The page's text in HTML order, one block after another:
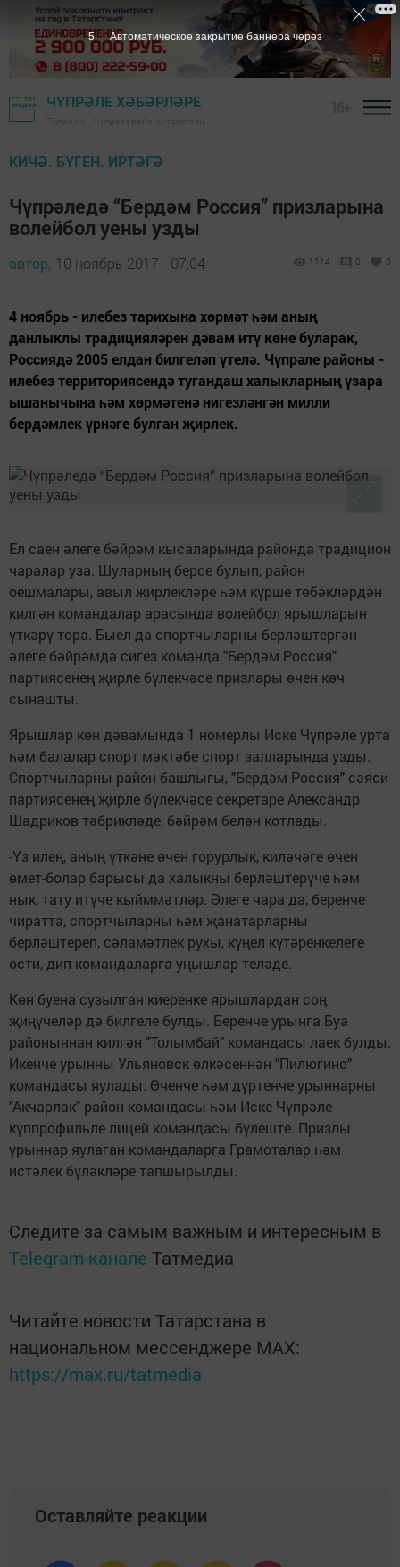
ЧҮПРӘЛЕ ХӘБӘРЛӘРЕ
КИЧӘ. БҮГЕН. ИРТӘГӘ
Чүпрәледә “Бердәм Россия” призларына
волейбол уены узды
автор, 10 ноябрь 2017 - 07:04 1114 0 0
4 ноябрь - илебез тарихына хөрмәт һәм аның
данлыклы традицияләрен дәвам итү көне буларак,
Россиядә 2005 елдан билгеләп үтелә. Чүпрәле районы -
илебез территориясендә тугандаш халыкларның үзара
ышанычына һәм хөрмәтенә нигезләнгән милли
бердәмлек үрнәге булган җирлек.
Ел саен әлеге бәйрәм кысаларында районда традицион
чаралар уза. Шуларның берсе булып, район
оешмалары, авыл җирлекләре һәм күрше төбәкләрдән
килгән командалар арасында волейбол ярышларын
үткәрү тора. Быел да спортчыларны берләштергән
әлеге бәйрәмдә сигез команда "Бердәм Россия"
партиясенең җирле бүлекчәсе призлары өчен көч
сынашты.
Ярышлар көн дәвамында 1 номерлы Иске Чүпрәле урта
һәм балалар спорт мәктәбе спорт залларында узды.
Спортчыларны район башлыгы, "Бердәм Россия" сәяси
партиясенең җирле бүлекчәсе секретаре Александр
Шадриков тәбрикләде, бәйрәм белән котлады.
-Үз илең, аның үткәне өчен горурлык, киләчәге өчен
өмет-болар барысы да халыкны берләштерүче һәм
нык, тату итүче кыйммәтләр. Әлеге чара да, беренче
чиратта, спортчыларны һәм җанатарларны
берләштереп, сәламәтлек рухы, күңел күтәренкелеге
өсти,-дип командаларга уңышлар теләде.
Көн буена сузылган киеренке ярышлардан соң
җиңүчеләр дә билгеле булды. Беренче урынга Буа
районыннан килгән "Толымбай" командасы лаек булды.
Икенче урынны Ульяновск өлкәсеннән "Пилюгино"
командасы яулады. Өченче һәм дүртенче урыннарны
"Акчарлак" район командасы һәм Иске Чүпрәле
күппрофильле лицей командасы бүлеште. Призлы
урыннар яулаган командаларга Грамоталар һәм
истәлек бүләкләре тапшырылды.
Следите за самым важным и интересным в
Telegram-канале Татмедиа
Читайте новости Татарстана в
национальном мессенджере MАХ:
https://max.ru/tatmedia
Оставляйте реакции
4 Автоматическое закрытие баннера через